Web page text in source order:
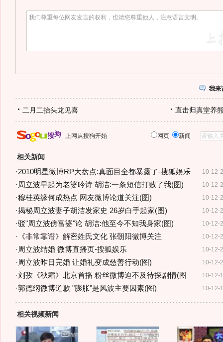
我来
二月二抬头龙见喜 直击归真堂养
上网从搜狗开始 网页 新闻
相关新闻
10-12-
·2010明星微博RP大盘点:真面目全都暴露了-搜狐娱乐
10-12-
·周立波早起为老婆吟诗 胡洁:一条短信打败了我(图)
10-12-
·穆桂英缘何成热点 网友微博论道关注(图)
10-12-
·揭秘周立波妻子胡洁发家史 26岁白手起家(图)
10-12-
·驳"周立波傍富婆"论 胡洁:他至今不知我身家(图)
10-12-
· 《非常靠谱》解密姓氏文化 张朝阳微博关注
10-12-
·周立波结婚 微博直播页-搜狐娱乐
10-12-
·周立波昨日完婚 让婚礼变成慈善行动(图)
10-12-
·刘孜《秋霜》北京首播 粉丝微博迫不及待探剧情(图
10-12-
·郭德纲微博道歉 "膨胀"是风波主要因素(图)
相关视频新闻